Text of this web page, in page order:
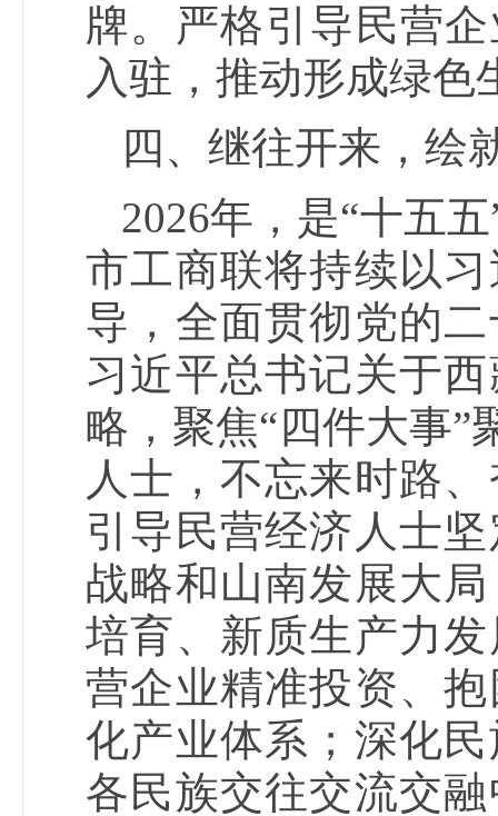
牌。严格引导民营
入驻，推动形成绿色
四、继往开来，绘
2026年，是“十五
市工商联将持续以
导，全面贯彻党的
习近平总书记关于
略，聚焦“四件大事”
人士，不忘来时路
引导民营经济人士
战略和山南发展大
培育、新质生产力
营企业精准投资、
化产业体系；深化
各民族交往交流交